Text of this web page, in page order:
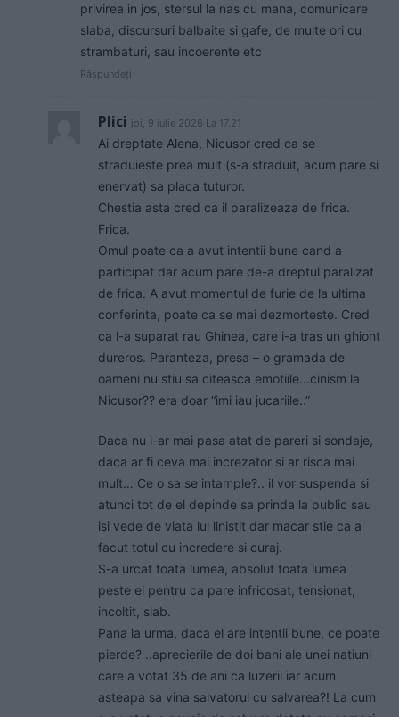
privirea in jos, stersul la nas cu mana, comunicare
slaba, discursuri balbaite si gafe, de multe ori cu
strambaturi, sau incoerente etc
Răspundeți
Plici joi, 9 iulie 2026 La 17.21
Ai dreptate Alena, Nicusor cred ca se
straduieste prea mult (s-a straduit, acum pare si
enervat) sa placa tuturor.
Chestia asta cred ca il paralizeaza de frica.
Frica.
Omul poate ca a avut intentii bune cand a
participat dar acum pare de-a dreptul paralizat
de frica. A avut momentul de furie de la ultima
conferinta, poate ca se mai dezmorteste. Cred
ca l-a suparat rau Ghinea, care i-a tras un ghiont
dureros. Paranteza, presa – o gramada de
oameni nu stiu sa citeasca emotiile…cinism la
Nicusor?? era doar “imi iau jucariile..”
Daca nu i-ar mai pasa atat de pareri si sondaje,
daca ar fi ceva mai increzator si ar risca mai
mult… Ce o sa se intample?.. il vor suspenda si
atunci tot de el depinde sa prinda la public sau
isi vede de viata lui linistit dar macar stie ca a
facut totul cu incredere si curaj.
S-a urcat toata lumea, absolut toata lumea
peste el pentru ca pare infricosat, tensionat,
incoltit, slab.
Pana la urma, daca el are intentii bune, ce poate
pierde? ..aprecierile de doi bani ale unei natiuni
care a votat 35 de ani ca luzerii iar acum
asteapa sa vina salvatorul cu salvarea?! La cum